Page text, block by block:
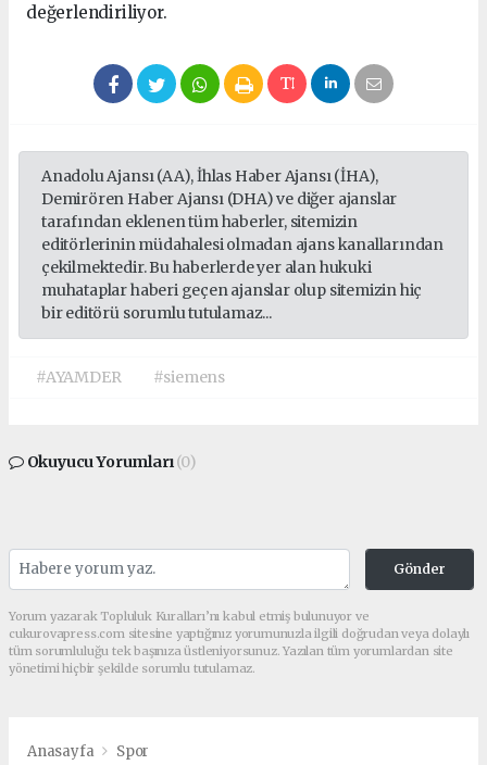
değerlendiriliyor.
Anadolu Ajansı (AA), İhlas Haber Ajansı (İHA),
Demirören Haber Ajansı (DHA) ve diğer ajanslar
tarafından eklenen tüm haberler, sitemizin
editörlerinin müdahalesi olmadan ajans kanallarından
çekilmektedir. Bu haberlerde yer alan hukuki
muhataplar haberi geçen ajanslar olup sitemizin hiç
bir editörü sorumlu tutulamaz...
#AYAMDER #siemens
Okuyucu Yorumları(0)
Gönder
Yorum yazarak Topluluk Kuralları’nı kabul etmiş bulunuyor ve
cukurovapress.com sitesine yaptığınız yorumunuzla ilgili doğrudan veya dolaylı
tüm sorumluluğu tek başınıza üstleniyorsunuz. Yazılan tüm yorumlardan site
yönetimi hiçbir şekilde sorumlu tutulamaz.
Anasayfa Spor